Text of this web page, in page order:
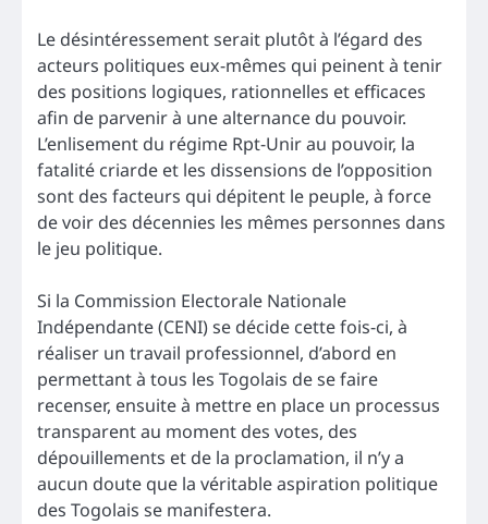
Le désintéressement serait plutôt à l’égard des
acteurs politiques eux-mêmes qui peinent à tenir
des positions logiques, rationnelles et efficaces
afin de parvenir à une alternance du pouvoir.
L’enlisement du régime Rpt-Unir au pouvoir, la
fatalité criarde et les dissensions de l’opposition
sont des facteurs qui dépitent le peuple, à force
de voir des décennies les mêmes personnes dans
le jeu politique.
Si la Commission Electorale Nationale
Indépendante (CENI) se décide cette fois-ci, à
réaliser un travail professionnel, d’abord en
permettant à tous les Togolais de se faire
recenser, ensuite à mettre en place un processus
transparent au moment des votes, des
dépouillements et de la proclamation, il n’y a
aucun doute que la véritable aspiration politique
des Togolais se manifestera.